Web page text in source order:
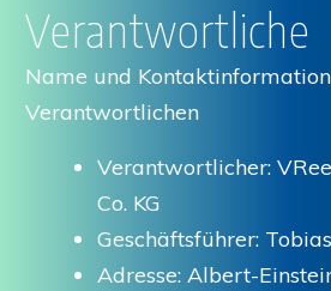
Verantwortliche
Name und
Verantwortlichen
Verantwortlicher:
Co. KG
Geschäftsführer:
Adresse: Albert-